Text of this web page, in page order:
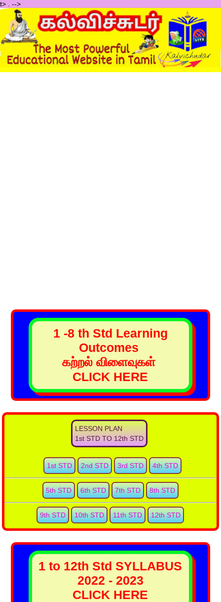
t> -->
1 -8 th Std Learning
Outcomes
கற்றல் விளைவுகள்
CLICK HERE
LESSON PLAN
1st STD TO 12th STD
1st STD 2nd STD 3rd STD 4th STD
5th STD 6th STD 7th STD 8th STD
9th STD 10th STD 11th STD 12th STD
1 to 12th Std SYLLABUS
2022 - 2023
CLICK HERE